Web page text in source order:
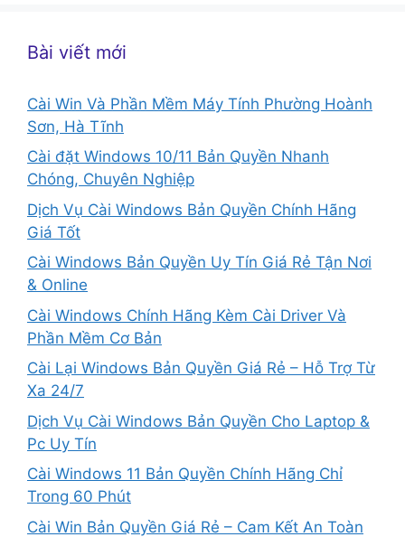
Bài viết mới
Cài Win Và Phần Mềm Máy Tính Phường Hoành
Sơn, Hà Tĩnh
Cài đặt Windows 10/11 Bản Quyền Nhanh
Chóng, Chuyên Nghiệp
Dịch Vụ Cài Windows Bản Quyền Chính Hãng
Giá Tốt
Cài Windows Bản Quyền Uy Tín Giá Rẻ Tận Nơi
& Online
Cài Windows Chính Hãng Kèm Cài Driver Và
Phần Mềm Cơ Bản
Cài Lại Windows Bản Quyền Giá Rẻ – Hỗ Trợ Từ
Xa 24/7
Dịch Vụ Cài Windows Bản Quyền Cho Laptop &
Pc Uy Tín
Cài Windows 11 Bản Quyền Chính Hãng Chỉ
Trong 60 Phút
Cài Win Bản Quyền Giá Rẻ – Cam Kết An Toàn